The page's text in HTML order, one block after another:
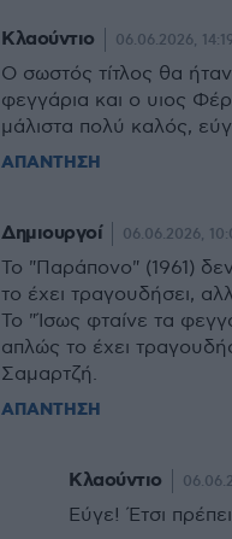
Κλαούντιο 06.06.2026, 14:19
Ο σωστός τίτλος θα
φεγγάρια και ο υιος
μάλιστα πολύ καλός,
ΑΠΑΝΤΗΣΗ
Δημιουργοί 06.06.2026,
Το "Παράπονο" (1961)
το έχει τραγουδήσει,
Το "Ίσως φταίνε τα
απλώς το έχει
Σαμαρτζή.
ΑΠΑΝΤΗΣΗ
Κλαούντιο
Εύγε! Έτσι